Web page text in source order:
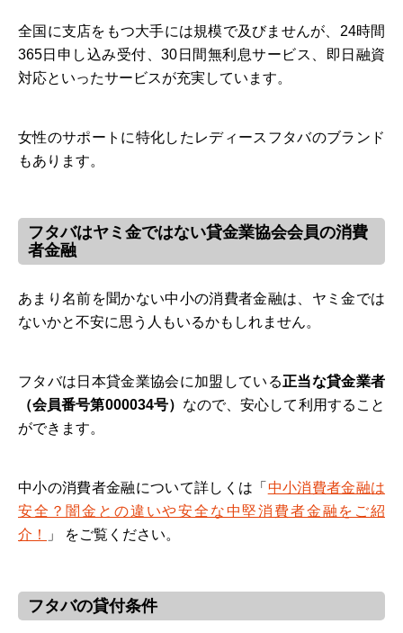
全国に支店をもつ大手には規模で及びませんが、24時間
365日申し込み受付、30日間無利息サービス、即日融資
対応といったサービスが充実しています。
女性のサポートに特化したレディースフタバのブランド
もあります。
フタバはヤミ金ではない貸金業協会会員の消費
者金融
あまり名前を聞かない中小の消費者金融は、ヤミ金では
ないかと不安に思う人もいるかもしれません。
フタバは日本貸金業協会に加盟している正当な貸金業者
（会員番号第000034号） なので、安心して利用すること
ができます。
中小の消費者金融について詳しくは「 中小消費者金融は
安全？闇金との違いや安全な中堅消費者金融をご紹
介！
」 をご覧ください。
フタバの貸付条件